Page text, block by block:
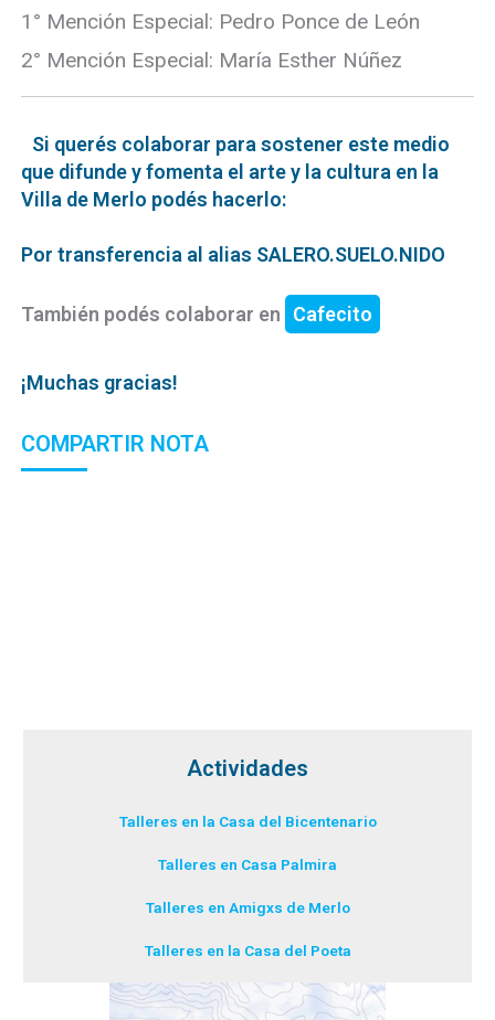
1° Mención Especial: Pedro Ponce de León
2° Mención Especial: María Esther Núñez
Si querés colaborar para sostener este medio
que difunde y fomenta el arte y la cultura en la
Villa de Merlo podés hacerlo:
Por transferencia al alias SALERO.SUELO.NIDO
También podés colaborar en Cafecito
¡Muchas gracias!
COMPARTIR NOTA
Actividades
Talleres en la Casa del Bicentenario
Talleres en Casa Palmira
Talleres en Amigxs de Merlo
Talleres en la Casa del Poeta